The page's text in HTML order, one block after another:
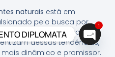
naturais está em
pela busca por
À medida que
dessas tendências,
dinâmico e promissor.
DIPLOMATA
Open
1